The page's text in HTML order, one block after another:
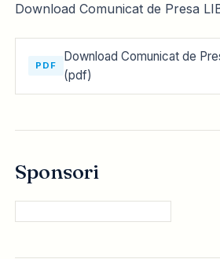
Download Comunicat de Presa
PDF
Download Comunicat de
(pdf)
Sponsori